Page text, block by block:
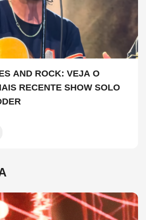
AND ROCK: VEJA O
RECENTE SHOW SOLO